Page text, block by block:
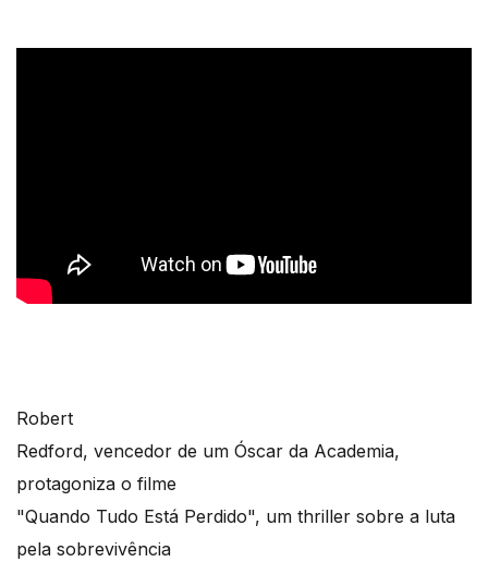
Robert
Redford, vencedor de um Óscar da Academia,
protagoniza o filme
"Quando Tudo Está Perdido", um thriller sobre a luta
pela sobrevivência